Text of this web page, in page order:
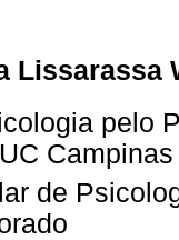
Lissarassa
pelo
Campinas
de